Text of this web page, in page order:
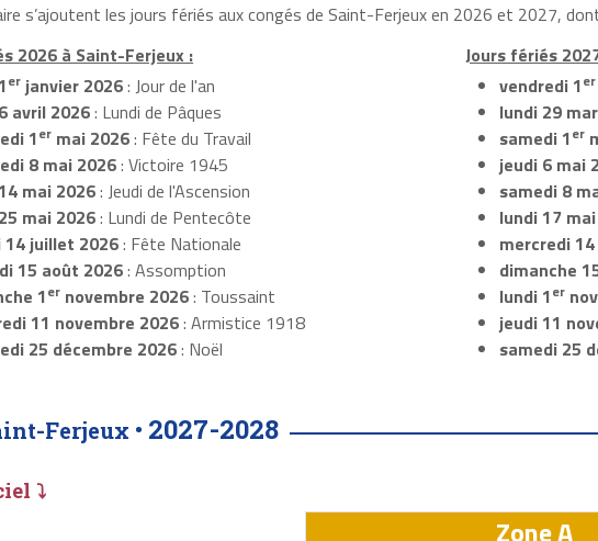
s’ajoutent les jours fériés aux congés de Saint-Ferjeux en 2026 et 2027,
2026 à Saint-Ferjeux :
erjanvier 2026: Jour de l'an
avril 2026: Lundi de Pâques
1ermai 2026: Fête du Travail
8 mai 2026: Victoire 1945
mai 2026: Jeudi de l'Ascension
mai 2026: Lundi de Pentecôte
14 juillet 2026: Fête Nationale
15 août 2026: Assomption
1ernovembre 2026: Toussaint
11 novembre 2026: Armistice 1918
25 décembre 2026: Noël
Jours fériés
vendredi 1er
lundi 29
samedi 1er
jeudi 6 mai
samedi 8
lundi 17
mercredi
dimanche
lundi 1er
jeudi 11
samedi 25
Ferjeux • 2027-2028
⤵
Zone A